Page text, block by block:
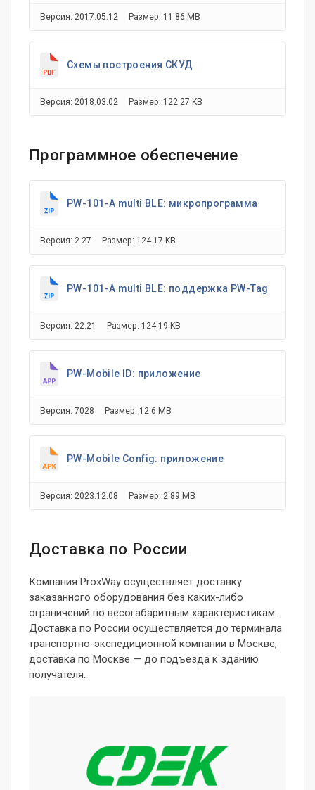
Версия: 2017.05.12 Размер: 11.86 MB
Схемы построения СКУД
Версия: 2018.03.02 Размер: 122.27 KB
Программное обеспечение
PW-101-A multi BLE: микропрограмма
Версия: 2.27 Размер: 124.17 KB
PW-101-A multi BLE: поддержка PW-Tag
Версия: 22.21 Размер: 124.19 KB
PW-Mobile ID: приложение
Версия: 7028 Размер: 12.6 MB
PW-Mobile Config: приложение
Версия: 2023.12.08 Размер: 2.89 MB
Доставка по России
Компания ProxWay осуществляет доставку
заказанного оборудования без каких-либо
ограничений по весогабаритным характеристикам.
Доставка по России осуществляется до терминала
транспортно-экспедиционной компании в Москве,
доставка по Москве — до подъезда к зданию
получателя.